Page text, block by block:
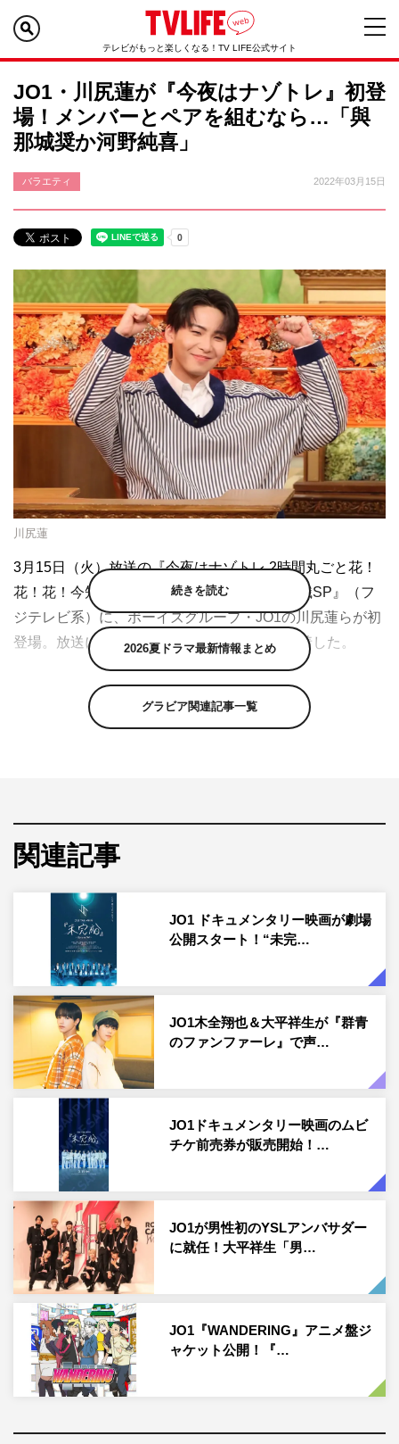
テレビがもっと楽しくなる！TV LIFE公式サイト
JO1・川尻蓮が『今夜はナゾトレ』初登
場！メンバーとペアを組むなら…「與
那城奨か河野純喜」
バラエティ 2022年03月15日
川尻蓮
3月15日（火）放送の『今夜はナゾトレ 2時間丸ごと花！
花！花！今知っておきたいタメになる花の常識SP』（フ
ジテレビ系）に、ボーイズグループ・JO1の川尻蓮らが初
登場。放送に先駆け、川尻からコメントが到着した。
今回のスペシャルは、春本番直前の今にぴったりの花や春
スイーツに関する問題を出題する。番組初登場となる川尻
蓮は柴田理恵とペアを、川尻同様に初登場となる的場浩司
その他、アグネス・チャンは有田哲平（くりぃむしちゅ
ー）と、名取裕子はトシ（タカアンドトシ）と、児嶋一哉
はフワちゃんと、ヒコロヒーは宇治原史規（ロザン）と、
鷲見玲奈はタカ（タカアンドトシ）とそれぞれペアを組ん
で参戦していく。
「春に売れている花ランキング」では、スタジオ一同順調
な滑り出しを見せるが、「行ってみたい桜の名所TOP10
がある都道府県」では苦戦気味。宇治原にいたっては、
MCの上田晋也から「これはない！」とツッコまれるほど
の凡ミスを犯してしまう。そんな中、絶景花畑や春の切り
花に関して出題されると、収録日に誕生日を迎えた川尻が
ミラクルな正解を見せる場面も。
また、春スイーツの問題も花関連が続き、「お花見に持っ
て行きたい！お取り寄せスイーツ」「お花見に持って行き
たい！テイクアウトグルメ」などから出題される。
続きを読む
2026夏ドラマ最新情報まとめ
グラビア関連記事一覧
関連記事
JO1 ドキュメンタリー映画が劇場
公開スタート！“未完…
JO1木全翔也＆大平祥生が『群青
のファンファーレ』で声…
JO1ドキュメンタリー映画のムビ
チケ前売券が販売開始！…
JO1が男性初のYSLアンバサダー
に就任！大平祥生「男…
JO1『WANDERING』アニメ盤ジ
ャケット公開！『…